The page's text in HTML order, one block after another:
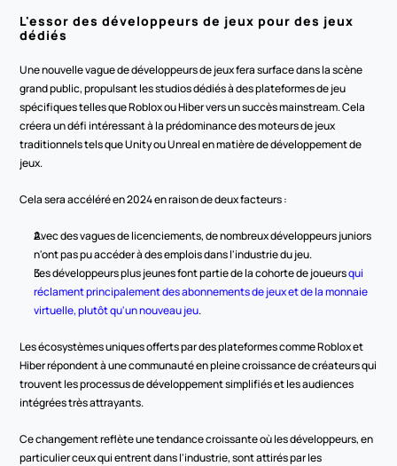
L'essor des développeurs de jeux pour des jeux
dédiés
Une nouvelle vague de développeurs de jeux fera surface dans la scène
grand public, propulsant les studios dédiés à des plateformes de jeu
spécifiques telles que Roblox ou Hiber vers un succès mainstream. Cela
créera un défi intéressant à la prédominance des moteurs de jeux
traditionnels tels que Unity ou Unreal en matière de développement de
jeux.
Cela sera accéléré en 2024 en raison de deux facteurs :
Avec des vagues de licenciements, de nombreux développeurs juniors
n'ont pas pu accéder à des emplois dans l'industrie du jeu.
Les développeurs plus jeunes font partie de la cohorte de joueurs qui
réclament principalement des abonnements de jeux et de la monnaie
virtuelle, plutôt qu'un nouveau jeu.
Les écosystèmes uniques offerts par des plateformes comme Roblox et
Hiber répondent à une communauté en pleine croissance de créateurs qui
trouvent les processus de développement simplifiés et les audiences
intégrées très attrayants.
Ce changement reflète une tendance croissante où les développeurs, en
particulier ceux qui entrent dans l'industrie, sont attirés par les